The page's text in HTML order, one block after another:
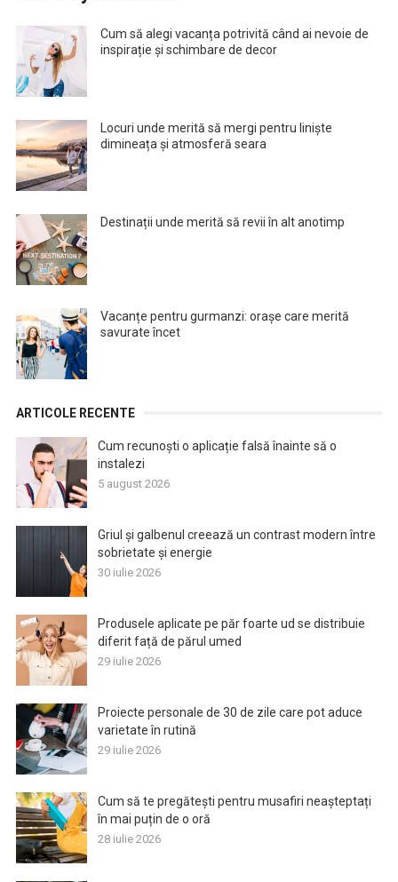
Cum să alegi vacanța potrivită când ai nevoie de
inspirație și schimbare de decor
Locuri unde merită să mergi pentru liniște
dimineața și atmosferă seara
Destinații unde merită să revii în alt anotimp
Vacanțe pentru gurmanzi: orașe care merită
savurate încet
ARTICOLE RECENTE
Cum recunoști o aplicație falsă înainte să o
instalezi
5 august 2026
Griul și galbenul creează un contrast modern între
sobrietate și energie
30 iulie 2026
Produsele aplicate pe păr foarte ud se distribuie
diferit față de părul umed
29 iulie 2026
Proiecte personale de 30 de zile care pot aduce
varietate în rutină
29 iulie 2026
Cum să te pregătești pentru musafiri neașteptați
în mai puțin de o oră
28 iulie 2026